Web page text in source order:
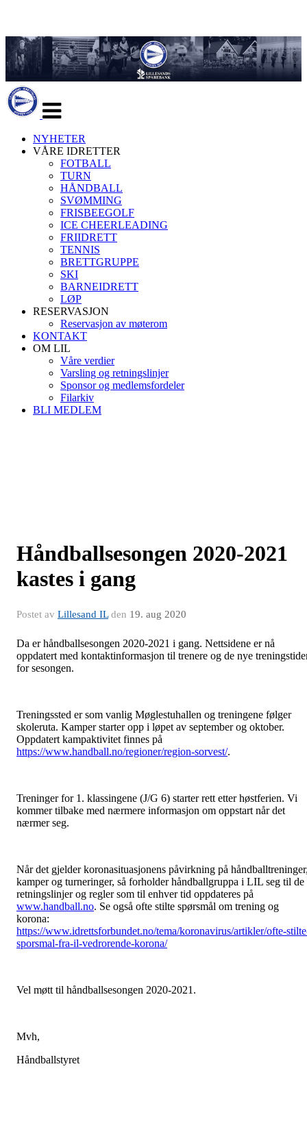
navigasjon
NYHETER
VÅRE IDRETTER
FOTBALL
TURN
HÅNDBALL
SVØMMING
FRISBEEGOLF
ICE CHEERLEADING
FRIIDRETT
TENNIS
BRETTGRUPPE
SKI
BARNEIDRETT
LØP
RESERVASJON
Reservasjon av møterom
KONTAKT
OM LIL
Våre verdier
Varsling og retningslinjer
Sponsor og medlemsfordeler
Filarkiv
BLI MEDLEM
Håndballsesongen 2020-2021
kastes i gang
Postet av Lillesand ILden 19. aug 2020
Da er håndballsesongen 2020-2021 i gang. Nettsidene er nå
oppdatert med kontaktinformasjon til trenere og de nye
for sesongen.
Treningssted er som vanlig Møglestuhallen og treningene følger
skoleruta. Kamper starter opp i løpet av september og oktober.
Oppdatert kampaktivitet finnes på
https://www.handball.no/regioner/region-sorvest/.
Treninger for 1. klassingene (J/G 6) starter rett etter høstferien. Vi
kommer tilbake med nærmere informasjon om oppstart når det
nærmer seg.
Når det gjelder koronasituasjonens påvirkning på
kamper og turneringer, så forholder håndballgruppa i LIL seg til de
retningslinjer og regler som til enhver tid oppdateres på
www.handball.no. Se også ofte stilte spørsmål om trening og
korona:
https://www.idrettsforbundet.no/tema/koronavirus/artikler/ofte-
sporsmal-fra-il-vedrorende-korona/
Vel møtt til håndballsesongen 2020-2021.
Mvh,
Håndballstyret